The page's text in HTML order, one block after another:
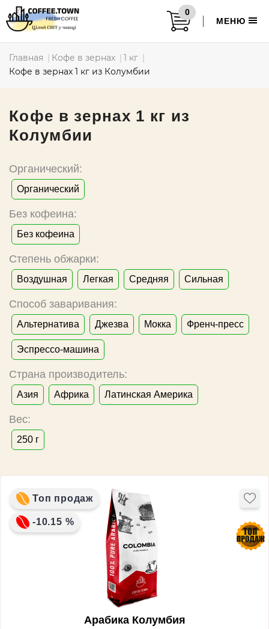
0
МЕНЮ
Главная Кофе в зернах
1 кг
Кофе в зернах 1 кг из Колумбии
Кофе в зернах 1 кг из
Колумбии
Органический:
Органический
Без кофеина:
Без кофеина
Степень обжарки:
Воздушная Легкая Средняя Сильная
Способ заваривания:
Альтернатива Джезва Мокка Френч-пресс
Эспрессо-машина
Страна производитель:
Азия Африка Латинская Америка
Вес:
250 г
Топ продаж
-10.15 %
Арабика Колумбия